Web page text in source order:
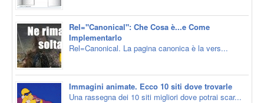
Rel="Canonical": Che Cosa è...e Come
Implementarlo
Rel=Canonical. La pagina canonica è la vers...
Immagini animate. Ecco 10 siti dove trovarle
Una rassegna dei 10 siti migliori dove potrai scar...